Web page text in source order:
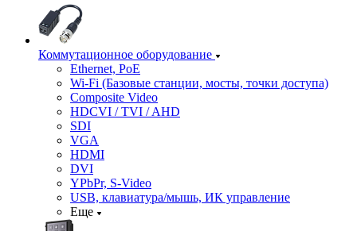
Коммутационное оборудование
Ethernet, PoE
Wi-Fi (Базовые станции, мосты, точки доступа)
Composite Video
HDCVI / TVI / AHD
SDI
VGA
HDMI
DVI
YPbPr, S-Video
USB, клавиатура/мышь, ИК управление
Еще